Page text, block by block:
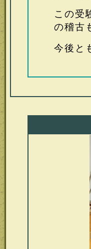
この受
の稽古
今後と